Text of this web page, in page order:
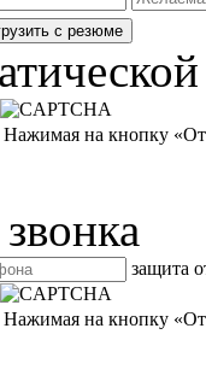
Нажимая на кнопку
защита
Нажимая на кнопку